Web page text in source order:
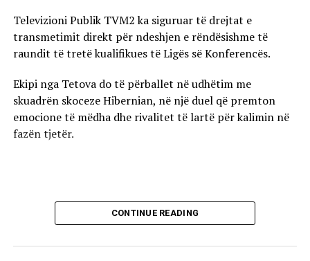
Televizioni Publik TVM2 ka siguruar të drejtat e
transmetimit direkt për ndeshjen e rëndësishme të
raundit të tretë kualifikues të Ligës së Konferencës.
Ekipi nga Tetova do të përballet në udhëtim me
skuadrën skoceze Hibernian, në një duel që premton
emocione të mëdha dhe rivalitet të lartë për kalimin në
fazën tjetër.
CONTINUE READING